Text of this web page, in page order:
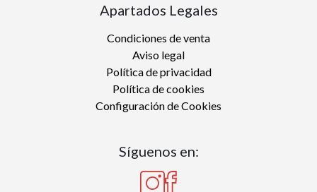
Apartados Legales
Condiciones de venta
Aviso legal
Política de privacidad
Política de cookies
Configuración de Cookies
Síguenos en: